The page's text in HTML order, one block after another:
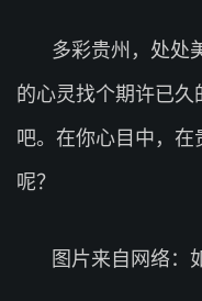
多彩贵州，处处
的心灵找个期许已
吧。在你心目中，
呢？
图片来自网络：